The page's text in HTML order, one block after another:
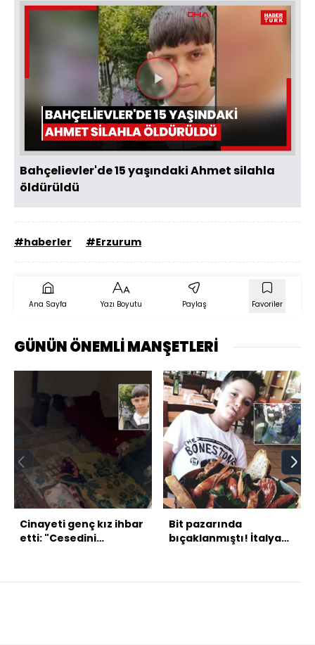
Videoyu
Oynat
Bahçelievler'de 15 yaşındaki Ahmet silahla
öldürüldü
#haberler #Erzurum
Ana Sayfa Yazı Boyutu Paylaş Favoriler
GÜNÜN ÖNEMLİ MANŞETLERİ
Cinayeti genç kız ihbar
etti: "Cesedini
Bit pazarında
bıçaklanmıştı! İtalyan